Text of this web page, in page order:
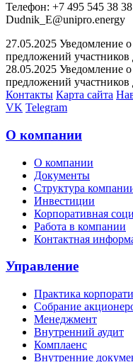
Телефон: +7 495 545 38
Dudnik_E@unipro.energy
27.05.2025 Уведомление
предложений участников
28.05.2025 Уведомление
предложений участников
Контакты Карта сайта
VK Telegram
О компании
О компании
Документы
Структура
Инвестиции
Корпоративная
Работа в компании
Контактная
Управление
Практика
Собрание
Менеджмент
Внутренний аудит
Комплаенс
Внутренние